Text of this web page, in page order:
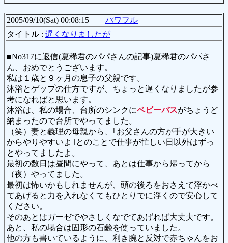
2005/09/10(Sat) 00:08:15 パワフル
タイトル : 遅くなりましたが
■No317に返信(夏稀君のパパさんの記事)夏稀君のパパさ
ん、おめでとうございます。
私は１歳と９ヶ月の息子の父親です。
沐浴とゲップの仕方ですが、ちょっと遅くなりましたが参
考になればと思います。
沐浴は、私の場合、台所のシンクにベビーバスがちょうど
納まったので台所でやってました。
（笑）妻と義理の母親から、｢お父さんの方が手が大きい
からやりやすいよ｣とのことで仕事が忙しい日以外はずっ
とやってましたよ。
最初の数日は昼間にやって、あとは仕事から帰ってから
（夜）やってました。
最初は怖いかもしれませんが、頭の後ろをおさえて浮かべ
てあげると力を入れなくてもひとりでに浮くので安心して
ください。
そのあとはガーゼでやさしくなでてあげれば大丈夫です。
あと、私の場合は固形の石鹸を使っていました。
他の方も書いているように、利き腕と反対で赤ちゃんをお